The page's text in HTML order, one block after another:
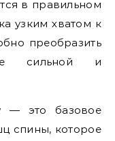
в правильном
узким хватом к
преобразить
сильной и
— это базовое
спины, которое